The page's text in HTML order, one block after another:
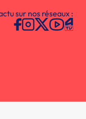
sur nos réseaux :